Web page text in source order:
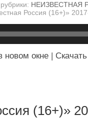
НЕИЗВЕСТНАЯ
Россия (16+)»
новом окне
Скачать
(16+)»